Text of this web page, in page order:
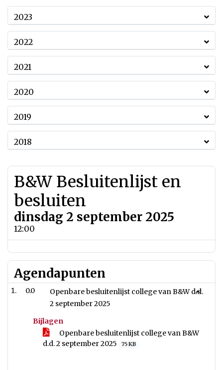
2023
2022
2021
2020
2019
2018
B&W Besluitenlijst en
besluiten
dinsdag 2 september 2025
12:00
Agendapunten
0.0
Openbare besluitenlijst college van B&W d.d.
2 september 2025
Bijlagen
Openbare besluitenlijst college van B&W
d.d. 2 september 2025
75 KB